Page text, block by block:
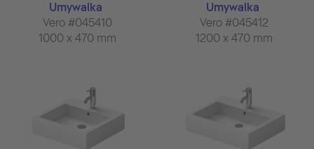
Umywalka
Vero #045410
1000 x 470 mm
Umywalka
Vero #045412
1200 x 470 mm